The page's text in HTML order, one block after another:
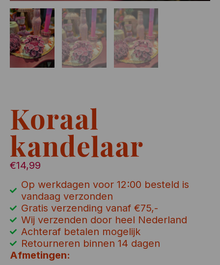
Koraal
kandelaar
€14,99
Op werkdagen voor 12:00 besteld is
vandaag verzonden
Gratis verzending vanaf €75,-
Wij verzenden door heel Nederland
Achteraf betalen mogelijk
Retourneren binnen 14 dagen
Afmetingen: